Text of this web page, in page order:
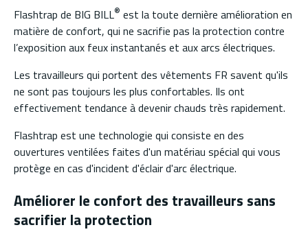
Flashtrap de BIG BILL® est la toute dernière amélioration en
matière de confort, qui ne sacrifie pas la protection contre
l’exposition aux feux instantanés et aux arcs électriques.
Les travailleurs qui portent des vêtements FR savent qu'ils
ne sont pas toujours les plus confortables. Ils ont
effectivement tendance à devenir chauds très rapidement.
Flashtrap est une technologie qui consiste en des
ouvertures ventilées faites d'un matériau spécial qui vous
protège en cas d'incident d'éclair d'arc électrique.
Améliorer le confort des travailleurs sans
sacrifier la protection